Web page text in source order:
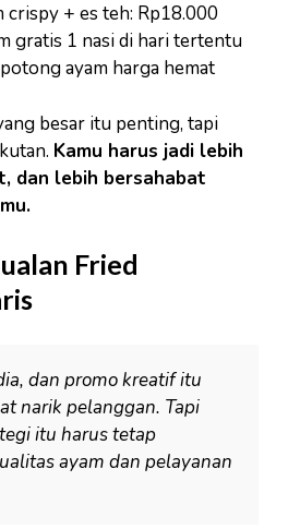
crispy + es teh: Rp18.000
gratis 1 nasi di hari tertentu
ayam harga hemat
besar itu penting, tapi
Kamu harus jadi lebih
dan lebih bersahabat
Fried
dan promo kreatif itu
narik pelanggan. Tapi
itu harus tetap
ayam dan pelayanan